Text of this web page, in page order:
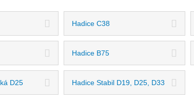
Hadice C38
Hadice B75
D25 Hadice Stabil D19, D25, D33